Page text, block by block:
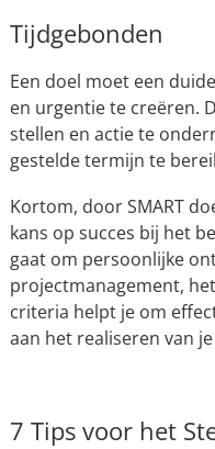
Tijdgebonden
Een doel moet een
en urgentie te creëren.
stellen en actie te
gestelde termijn te
Kortom, door SMART
kans op succes bij het
gaat om persoonlijke
projectmanagement,
criteria helpt je om
aan het realiseren van
7 Tips voor het